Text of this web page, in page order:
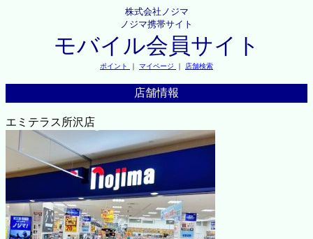
株式会社ノジマ
ノジマ携帯サイト
モバイル会員サイト
ポイント ｜ マイページ ｜ 店舗検索
店舗情報
エミテラス所沢店